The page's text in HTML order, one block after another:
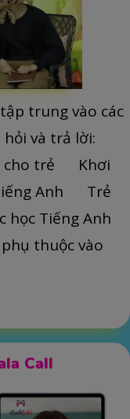
Call
trung vào các
hỏi và trả lời:
cho trẻ Khơi
tiếng Anh Trẻ
học Tiếng Anh
thuộc vào